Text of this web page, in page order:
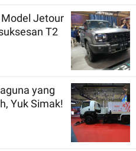
Jetour
T2
yang
Yuk Simak!